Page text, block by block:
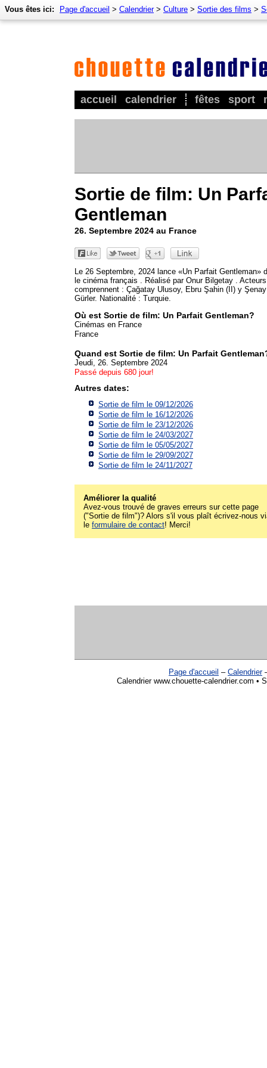
accueil calendrier fêtes sport
Vous êtes ici: Page d'accueil > Calendrier> Culture > Sortie des films >
Sortie de film: Un
Gentleman
26. Septembre 2024 au France
Le 26 Septembre, 2024 lance «Un Parfait Gentleman»
le cinéma français . Réalisé par Onur Bilgetay . Acteurs
comprennent : Çağatay Ulusoy, Ebru Şahin (II) y Şenay
Gürler. Nationalité : Turquie.
Où est Sortie de film: Un Parfait Gentleman?
Cinémas en France
France
Quand est Sortie de film: Un Parfait
Jeudi, 26. Septembre 2024
Passé depuis 680 jour!
Autres dates:
Sortie de film le 09/12/2026
Sortie de film le 16/12/2026
Sortie de film le 23/12/2026
Sortie de film le 24/03/2027
Sortie de film le 05/05/2027
Sortie de film le 29/09/2027
Sortie de film le 24/11/2027
Améliorer la qualité
Avez-vous trouvé de graves erreurs sur cette page
("Sortie de film")? Alors s'il vous plaît écrivez-nous
le formulaire de contact! Merci!
Page d'accueil – Calendrier
Calendrier www.chouette-calendrier.com